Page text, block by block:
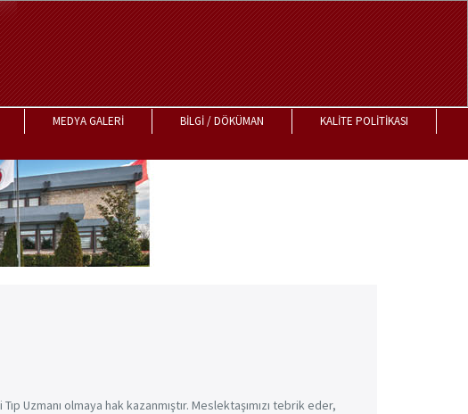
MEDYA GALERİ BİLGİ / DÖKÜMAN
KALİTE POLİTİKASI
Uzmanı olmaya hak kazanmıştır. Meslektaşımızı tebrik eder,